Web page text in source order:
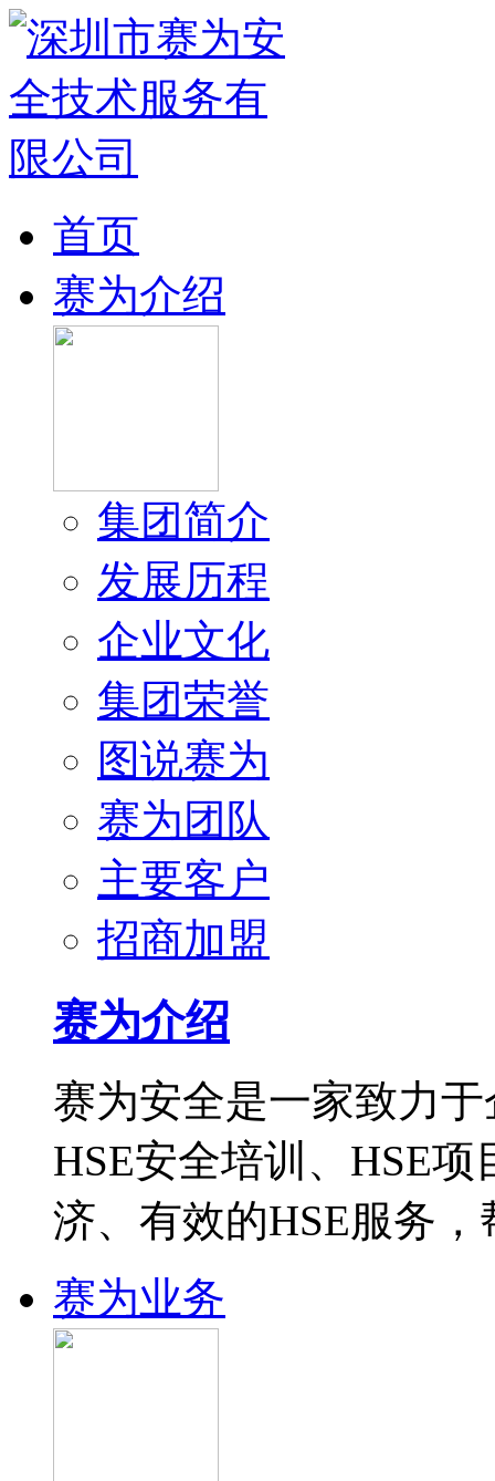
首页
赛为介绍
集团简介
发展历程
企业文化
集团荣誉
图说赛为
赛为团队
主要客户
招商加盟
赛为介绍
赛为安全是一家致力
HSE安全培训、HSE
济、有效的HSE服务
赛为业务